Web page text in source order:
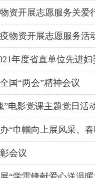
资开展志愿服务关爱
物资开展志愿服务活
年度省直单位先进
国“两会”精神会议
”电影党课主题党日活
会议